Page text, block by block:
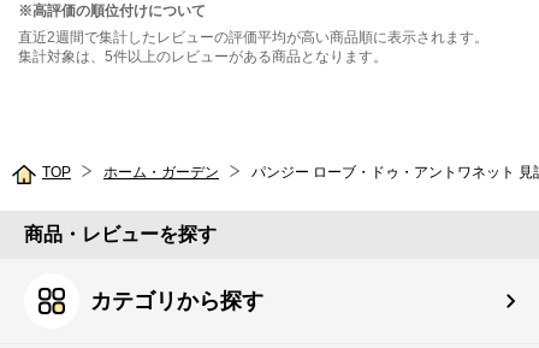
※高評価の順位付けについて
直近2週間で集計したレビューの評価平均が高い商品順に表示されます。
集計対象は、5件以上のレビューがある商品となります。
TOP ホーム・ガーデン
商品・レビューを探す
カテゴリから探す